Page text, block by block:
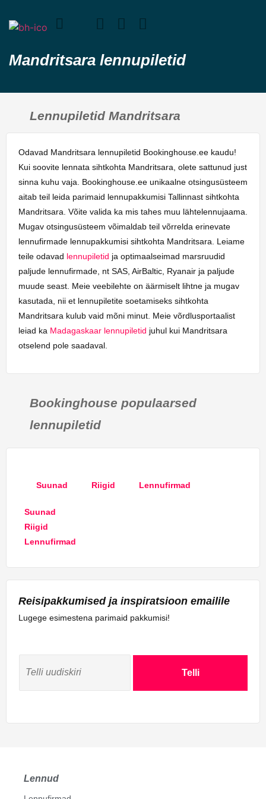
Mandritsara lennupiletid
Lennupiletid Mandritsara
Odavad Mandritsara lennupiletid Bookinghouse.ee kaudu!
Kui soovite lennata sihtkohta Mandritsara, olete sattunud just
sinna kuhu vaja. Bookinghouse.ee unikaalne otsingusüsteem
aitab teil leida parimaid lennupakkumisi Tallinnast sihtkohta
Mandritsara. Võite valida ka mis tahes muu lähtelennujaama.
Mugav otsingusüsteem võimaldab teil võrrelda erinevate
lennufirmade lennupakkumisi sihtkohta Mandritsara. Leiame
teile odavad lennupiletid ja optimaalseimad marsruudid
paljude lennufirmade, nt SAS, AirBaltic, Ryanair ja paljude
muude seast. Meie veebilehte on äärmiselt lihtne ja mugav
kasutada, nii et lennupiletite soetamiseks sihtkohta
Mandritsara kulub vaid mõni minut. Meie võrdlusportaalist
leiad ka Madagaskaar lennupiletid juhul kui Mandritsara
otselend pole saadaval.
Bookinghouse populaarsed
lennupiletid
Suunad Riigid Lennufirmad
Suunad
Riigid
Lennufirmad
Reisipakkumised ja inspiratsioon emailile
Lugege esimestena parimaid pakkumisi!
Telli
Lennud